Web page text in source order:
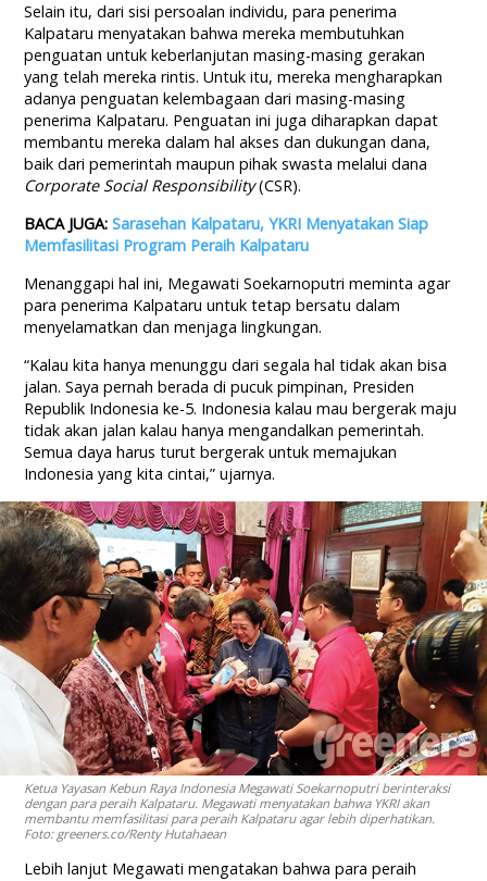
Selain itu, dari sisi persoalan individu, para penerima
Kalpataru menyatakan bahwa mereka membutuhkan
penguatan untuk keberlanjutan masing-masing gerakan
yang telah mereka rintis. Untuk itu, mereka mengharapkan
adanya penguatan kelembagaan dari masing-masing
penerima Kalpataru. Penguatan ini juga diharapkan dapat
membantu mereka dalam hal akses dan dukungan dana,
baik dari pemerintah maupun pihak swasta melalui dana
Corporate Social Responsibility(CSR).
BACA JUGA:Sarasehan Kalpataru, YKRI Menyatakan Siap
Memfasilitasi Program Peraih Kalpataru
Menanggapi hal ini, Megawati Soekarnoputri meminta agar
para penerima Kalpataru untuk tetap bersatu dalam
menyelamatkan dan menjaga lingkungan.
“Kalau kita hanya menunggu dari segala hal tidak akan bisa
jalan. Saya pernah berada di pucuk pimpinan, Presiden
Republik Indonesia ke-5. Indonesia kalau mau bergerak maju
tidak akan jalan kalau hanya mengandalkan pemerintah.
Semua daya harus turut bergerak untuk memajukan
Indonesia yang kita cintai,” ujarnya.
Ketua Yayasan Kebun Raya Indonesia Megawati Soekarnoputri berinteraksi
dengan para peraih Kalpataru. Megawati menyatakan bahwa YKRI akan
membantu memfasilitasi para peraih Kalpataru agar lebih diperhatikan.
Foto: greeners.co/Renty Hutahaean
Lebih lanjut Megawati mengatakan bahwa para peraih